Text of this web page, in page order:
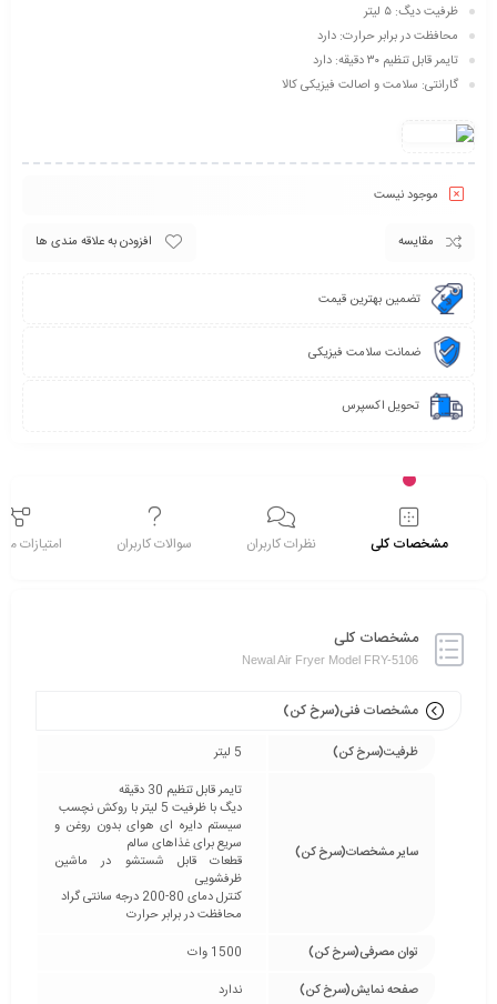
ظرفیت دیگ: ۵ لیتر
محافظت در برابر حرارت: دارد
تایمر قابل تنظیم ۳۰ دقیقه: دارد
گارانتی: سلامت و اصالت فیزیکی کالا
موجود نیست
مقایسه افزودن به علاقه مندی ها
تضمین بهترین قیمت
ضمانت سلامت فیزیکی
تحویل اکسپرس
مشخصات کلی نظرات کاربران سوالات کاربران امتیازات
مشخصات کلی
Newal Air Fryer Model FRY-5106
مشخصات فنی(سرخ کن)
ظرفیت(سرخ کن) 5 لیتر
سایر مشخصات(سرخ کن)
تایمر قابل تنظیم 30 دقیقه
دیگ با ظرفیت 5 لیتر با روکش نچسب
سیستم دایره ای هوای بدون روغن و
سریع برای غذاهای سالم
قطعات قابل شستشو در ماشین
ظرفشویی
کنترل دمای 80-200 درجه سانتی گراد
محافظت در برابر حرارت
توان مصرفی(سرخ کن)
1500 وات
صفحه نمایش(سرخ کن)
ندارد